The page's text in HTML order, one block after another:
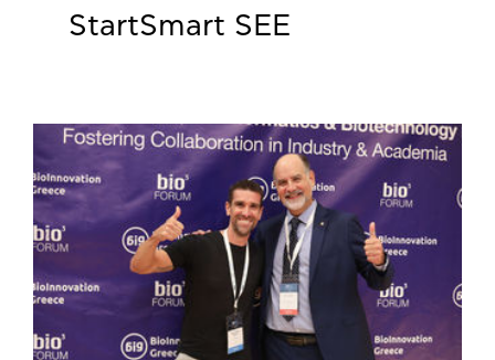
StartSmart SEE